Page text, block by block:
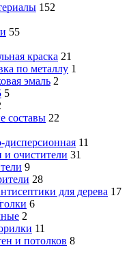
152
55
краска 21
по металлу 1
эмаль 2
5
составы 22
дисперсионная 11
и очистители 31
9
28
для дерева 17
6
2
11
и потолков 8